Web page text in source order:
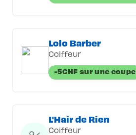
Lolo Barber
Coiffeur
-5CHF sur une coupe
L'Hair de Rien
Coiffeur